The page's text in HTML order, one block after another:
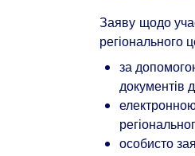
Заяву щодо
регіонального
за
документів
особисто